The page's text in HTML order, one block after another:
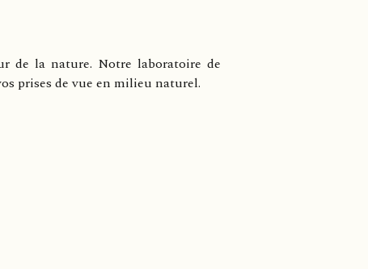
de la nature. Notre laboratoire de
prises de vue en milieu naturel.